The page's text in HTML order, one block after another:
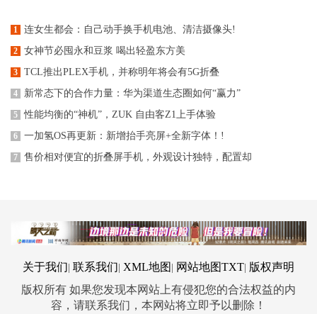
1 连女生都会：自己动手换手机电池、清洁摄像头!
2 女神节必囤永和豆浆 喝出轻盈东方美
3 TCL推出PLEX手机，并称明年将会有5G折叠
4 新常态下的合作力量：华为渠道生态圈如何“赢力”
5 性能均衡的“神机”，ZUK 自由客Z1上手体验
6 一加氢OS再更新：新增抬手亮屏+全新字体！!
7 售价相对便宜的折叠屏手机，外观设计独特，配置却
关于我们 联系我们 XML地图 网站地图TXT 版权声明
版权所有 如果您发现本网站上有侵犯您的合法权益的内
容，请联系我们，本网站将立即予以删除！